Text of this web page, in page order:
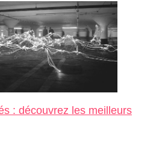
: découvrez les meilleurs